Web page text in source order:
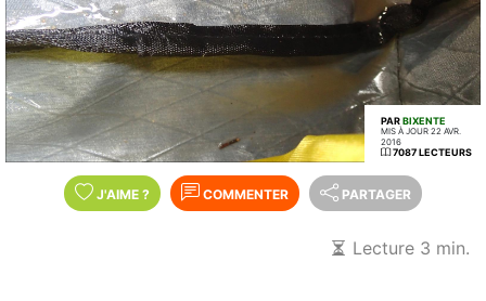
PARBIXENTE
MIS À JOUR 22 AVR.
2016
7087 LECTEURS
J'AIME ? COMMENTER PARTAGER
Lecture 3 min.